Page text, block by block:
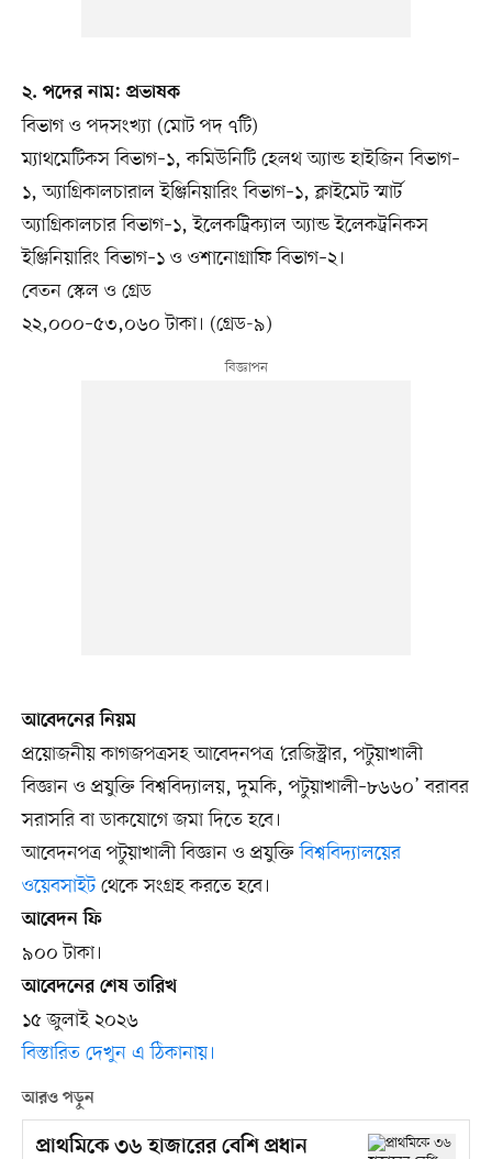
২. পদের নাম: প্রভাষক
বিভাগ ও পদসংখ্যা (মোট পদ ৭টি)
ম্যাথমেটিকস বিভাগ–১, কমিউনিটি হেলথ অ্যান্ড হাইজিন বিভাগ–
১, অ্যাগ্রিকালচারাল ইঞ্জিনিয়ারিং বিভাগ–১, ক্লাইমেট স্মার্ট
অ্যাগ্রিকালচার বিভাগ–১, ইলেকট্রিক্যাল অ্যান্ড ইলেকট্রনিকস
ইঞ্জিনিয়ারিং বিভাগ–১ ও ওশানোগ্রাফি বিভাগ–২।
বেতন স্কেল ও গ্রেড
২২,০০০–৫৩,০৬০ টাকা। (গ্রেড-৯)
আবেদনের নিয়ম
প্রয়োজনীয় কাগজপত্রসহ আবেদনপত্র ‘রেজিস্ট্রার, পটুয়াখালী
বিজ্ঞান ও প্রযুক্তি বিশ্ববিদ্যালয়, দুমকি, পটুয়াখালী–৮৬৬০’ বরাবর
সরাসরি বা ডাকযোগে জমা দিতে হবে।
আবেদনপত্র পটুয়াখালী বিজ্ঞান ও প্রযুক্তিবিশ্ববিদ্যালয়ের
ওয়েবসাইটথেকে সংগ্রহ করতে হবে।
আবেদন ফি
৯০০ টাকা।
আবেদনের শেষ তারিখ
১৫ জুলাই ২০২৬
বিস্তারিত দেখুন এ ঠিকানায়।
আরও পড়ুন
প্রাথমিকে ৩৬ হাজারের বেশি প্রধান